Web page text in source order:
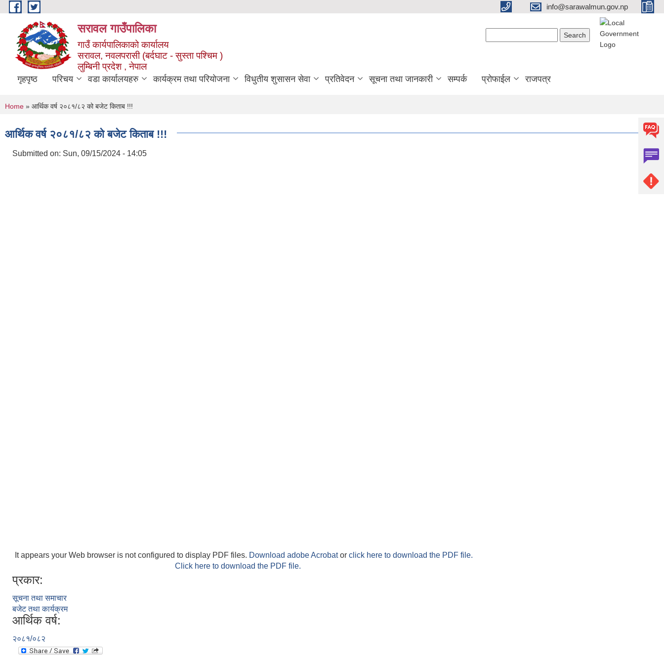
Skip to main content info@sarawalmun.gov.np
सरावल गाउँपालिका
गाउँ कार्यपालिकाको कार्यालय
सरावल, नवलपरासी (बर्दघाट - सुस्ता पश्चिम )
लुम्बिनी प्रदेश , नेपाल
गृहपृष्ठ परिचय वडा कार्यालयहरु कार्यक्रम तथा परियोजना विधुतीय शुसासन सेवा प्रतिवेदन सूचना तथा जानकारी सम्पर्क प्रोफाईल राजपत्र
You are here
Home » आर्थिक वर्ष २०८१/८२ को बजेट किताब !!!
आर्थिक वर्ष २०८१/८२ को बजेट किताब !!!
Submitted on: Sun, 09/15/2024 - 14:05
It appears your Web browser is not configured to display PDF files. Download adobe Acrobator click here to download the PDF file.
Click here to download the PDF file.
प्रकार:
सूचना तथा समाचार
बजेट तथा कार्यक्रम
आर्थिक वर्ष:
२०८१/०८२